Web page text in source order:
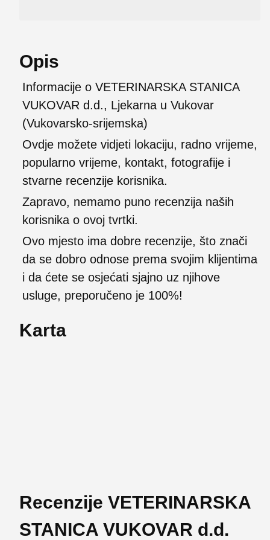
Opis
Informacije o VETERINARSKA STANICA
VUKOVAR d.d., Ljekarna u Vukovar
(Vukovarsko-srijemska)
Ovdje možete vidjeti lokaciju, radno vrijeme,
popularno vrijeme, kontakt, fotografije i
stvarne recenzije korisnika.
Zapravo, nemamo puno recenzija naših
korisnika o ovoj tvrtki.
Ovo mjesto ima dobre recenzije, što znači
da se dobro odnose prema svojim klijentima
i da ćete se osjećati sjajno uz njihove
usluge, preporučeno je 100%!
Karta
Recenzije VETERINARSKA
STANICA VUKOVAR d.d.